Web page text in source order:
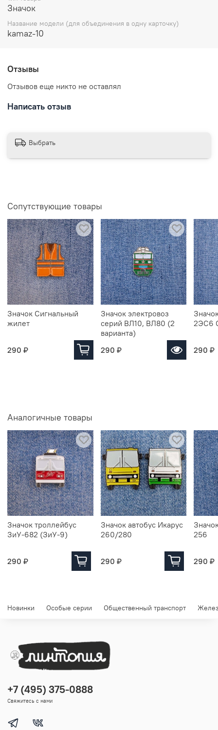
Размеры: высота 24 мм
Отправляем в течении 3 рабочих дней с момента
заказа.
Значок
Название модели (для объединения в одну карточку)
kamaz-10
Отзывы
Отзывов еще никто не оставлял
Написать отзыв
Выбрать
Сопутствующие товары
Значок Сигнальный
жилет
290 ₽
Значок электровоз
серий ВЛ10, ВЛ80 (2
варианта)
290 ₽
2ЭС6
290 ₽
Аналогичные товары
Значок троллейбус
ЗиУ-682 (ЗиУ-9)
290 ₽
Значок автобус Икарус
260/280
290 ₽
256
290 ₽
Новинки Особые серии Общественный транспорт
+7 (495) 375-0888
Свяжитесь с нами